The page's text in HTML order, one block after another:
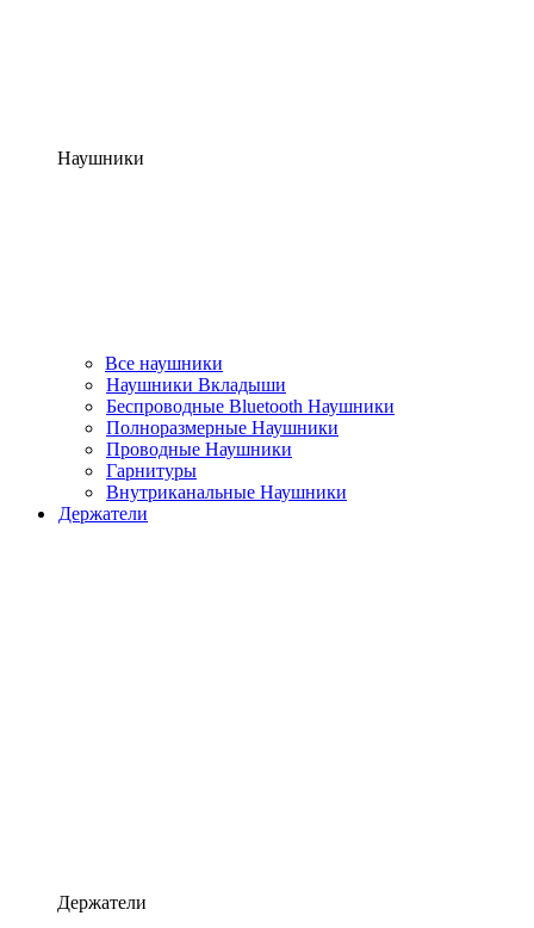
Наушники
Все наушники
Наушники Вкладыши
Беспроводные Bluetooth Наушники
Полноразмерные Наушники
Проводные Наушники
Гарнитуры
Внутриканальные Наушники
Держатели
Держатели